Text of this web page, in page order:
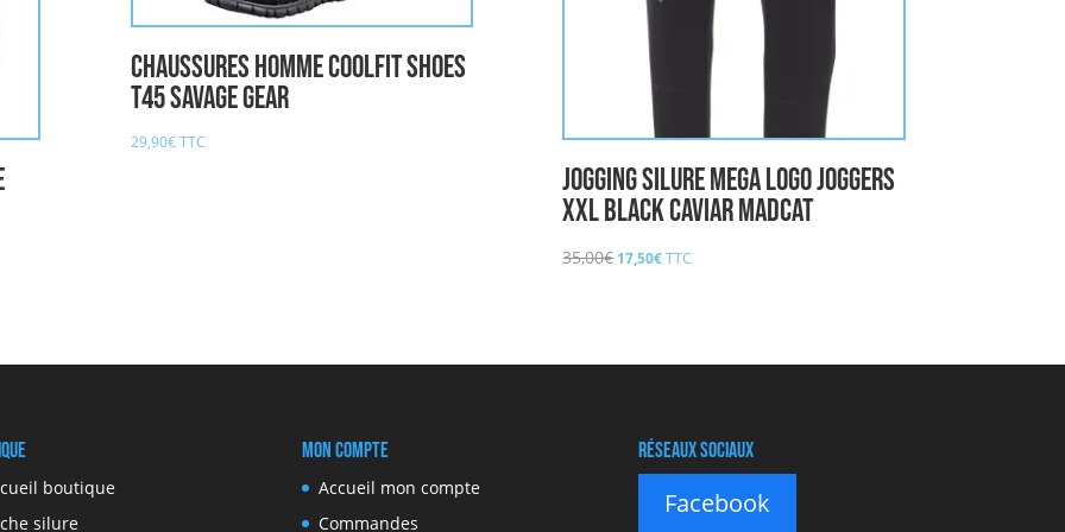
Chaussures Homme COOLFIT SHOES
T45 SAVAGE GEAR
29,90€ TTC
Jogging Silure MEGA LOGO JOGGERS
XXL BLACK CAVIAR MADCAT
35,00€ Le
17,50€Le
TTC
boutique
silure
Mon compte
Accueil mon compte
Commandes
Réseaux sociaux
Facebook